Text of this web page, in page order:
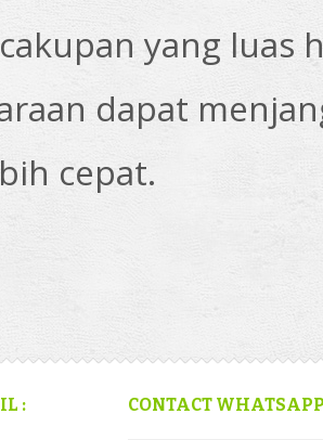
yang luas
dapat
cepat.
: CONTACT